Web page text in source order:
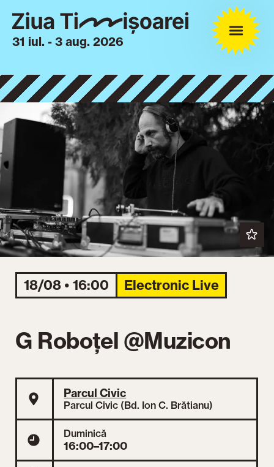
31 iul. - 3 aug. 2026
18/08 • 16:00 Electronic Live
G Roboțel @Muzicon
Parcul Civic
Parcul Civic (Bd. Ion C. Brătianu)
Duminică
16:00–17:00